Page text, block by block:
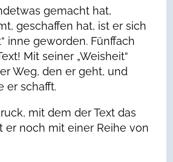
gemacht hat,
geschaffen hat, ist er sich
inne geworden. Fünffach
Mit seiner „Weisheit“
Weg, den er geht, und
er schafft.
mit dem der Text das
er noch mit einer Reihe von